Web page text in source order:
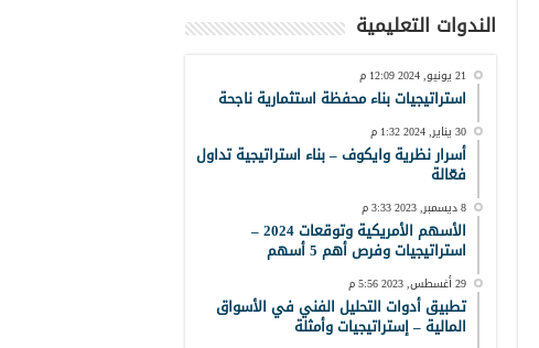
الندوات التعليمية
21 يونيو, 2024 12:09 م
استراتيجيات بناء محفظة استثمارية ناجحة
30 يناير, 2024 1:32 م
أسرار نظرية وايكوف – بناء استراتيجية تداول
فعّالة
8 ديسمبر, 2023 3:33 م
الأسهم الأمريكية وتوقعات 2024 –
استراتيجيات وفرص أهم 5 أسهم
29 أغسطس, 2023 5:56 م
تطبيق أدوات التحليل الفني في الأسواق
المالية – إستراتيجيات وأمثلة